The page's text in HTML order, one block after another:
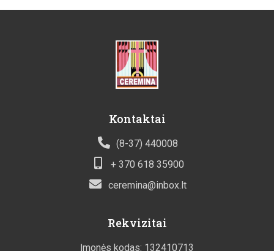
Kontaktai
(8-37) 440008
+ 370 618 35900
ceremina@inbox.lt
Rekvizitai
Įmonės kodas: 132410713